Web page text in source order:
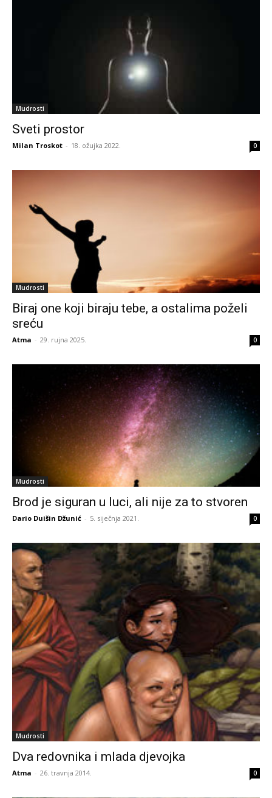
Mudrosti
Sveti prostor
Milan Troskot - 18. ožujka 2022. 0
Mudrosti
Biraj one koji biraju tebe, a ostalima poželi
sreću
Atma - 29. rujna 2025. 0
Mudrosti
Brod je siguran u luci, ali nije za to stvoren
Dario Duišin Džunić - 5. siječnja 2021. 0
Mudrosti
Dva redovnika i mlada djevojka
Atma - 26. travnja 2014. 0